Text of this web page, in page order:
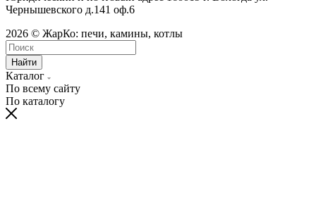
Чернышевского д.141 оф.6
2026 © ЖарКо: печи, камины, котлы
Найти
Каталог
По всему сайту
По каталогу